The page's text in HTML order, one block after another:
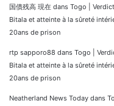
国債残高 現在 dans Togo |
Bitala et atteinte à la sûreté
20ans de prison
rtp sapporo88 dans Togo |
Bitala et atteinte à la sûreté
20ans de prison
Neatherland News Today dans